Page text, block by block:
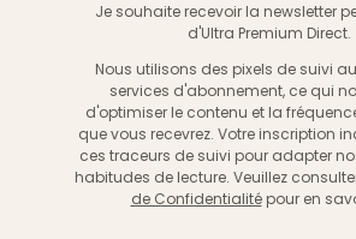
Je souhaite recevoir la newsletter
d'Ultra Premium Direct.
Nous utilisons des pixels de suivi
services d'abonnement, ce qui
d'optimiser le contenu et la
que vous recevrez. Votre inscription
ces traceurs de suivi pour adapter
habitudes de lecture. Veuillez
de Confidentialitépour en